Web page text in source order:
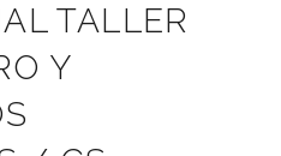
TALLER
Y